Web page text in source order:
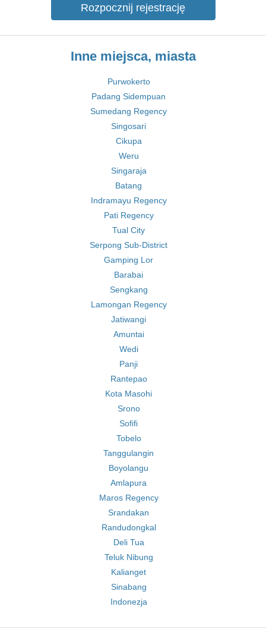
Rozpocznij rejestrację
Inne miejsca, miasta
Purwokerto
Padang Sidempuan
Sumedang Regency
Singosari
Cikupa
Weru
Singaraja
Batang
Indramayu Regency
Pati Regency
Tual City
Serpong Sub-District
Gamping Lor
Barabai
Sengkang
Lamongan Regency
Jatiwangi
Amuntai
Wedi
Panji
Rantepao
Kota Masohi
Srono
Sofifi
Tobelo
Tanggulangin
Boyolangu
Amlapura
Maros Regency
Srandakan
Randudongkal
Deli Tua
Teluk Nibung
Kalianget
Sinabang
Indonezja